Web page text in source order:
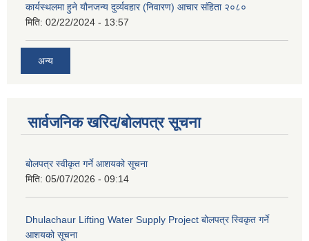
कार्यस्थलमा हुने यौनजन्य दुर्व्यवहार (निवारण) आचार संहिता २०८०
मिति: 02/22/2024 - 13:57
अन्य
सार्वजनिक खरिद/बोलपत्र सूचना
बोलपत्र स्वीकृत गर्ने आशयको सूचना
मिति: 05/07/2026 - 09:14
Dhulachaur Lifting Water Supply Project बोलपत्र स्विकृत गर्ने
आशयको सूचना